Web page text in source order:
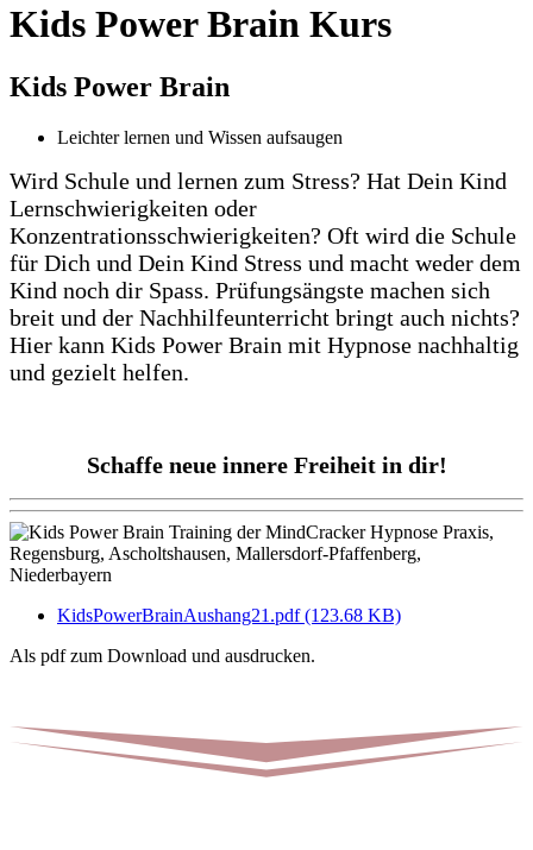
Kids Power Brain Kurs
Kids Power Brain
Leichter lernen und Wissen aufsaugen
Wird Schule und lernen zum Stress? Hat Dein Kind
Lernschwierigkeiten oder
Konzentrationsschwierigkeiten? Oft wird die Schule
für Dich und Dein Kind Stress und macht weder dem
Kind noch dir Spass. Prüfungsängste machen sich
breit und der Nachhilfeunterricht bringt auch nichts?
Hier kann Kids Power Brain mit Hypnose nachhaltig
und gezielt helfen.
Schaffe neue innere Freiheit in dir!
KidsPowerBrainAushang21.pdf (123.68 KB)
Als pdf zum Download und ausdrucken.